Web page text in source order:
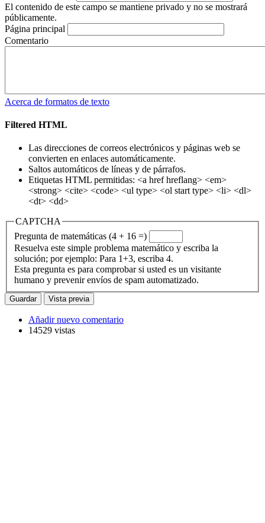
El contenido de este campo se mantiene privado y no se mostrará
públicamente.
Página principal
Comentario
Acerca de formatos de texto
Filtered HTML
Las direcciones de correos electrónicos y páginas web se
convierten en enlaces automáticamente.
Saltos automáticos de líneas y de párrafos.
Etiquetas HTML permitidas: <a href hreflang> <em>
<strong> <cite> <code> <ul type> <ol start type> <li> <dl>
<dt> <dd>
CAPTCHA
Pregunta de matemáticas (4 + 16 =)
Resuelva este simple problema matemático y escriba la
solución; por ejemplo: Para 1+3, escriba 4.
Esta pregunta es para comprobar si usted es un visitante
humano y prevenir envíos de spam automatizado.
Añadir nuevo comentario
14529 vistas